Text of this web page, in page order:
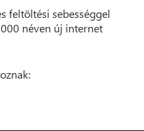
feltöltési sebességgel
néven új internet